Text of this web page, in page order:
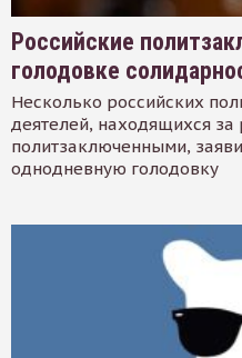
Российские
голодовке
Несколько российских
деятелей, находящихся
политзаключенными,
однодневную голодовку